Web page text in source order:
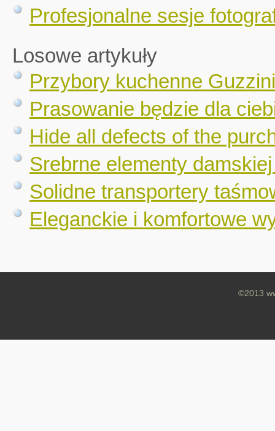
Profesjonalne sesje
Losowe artykuły
Przybory kuchenne Guzzini
Prasowanie będzie dla
Hide all defects of the
Srebrne elementy
Solidne transportery
Eleganckie i komfortowe
©2013